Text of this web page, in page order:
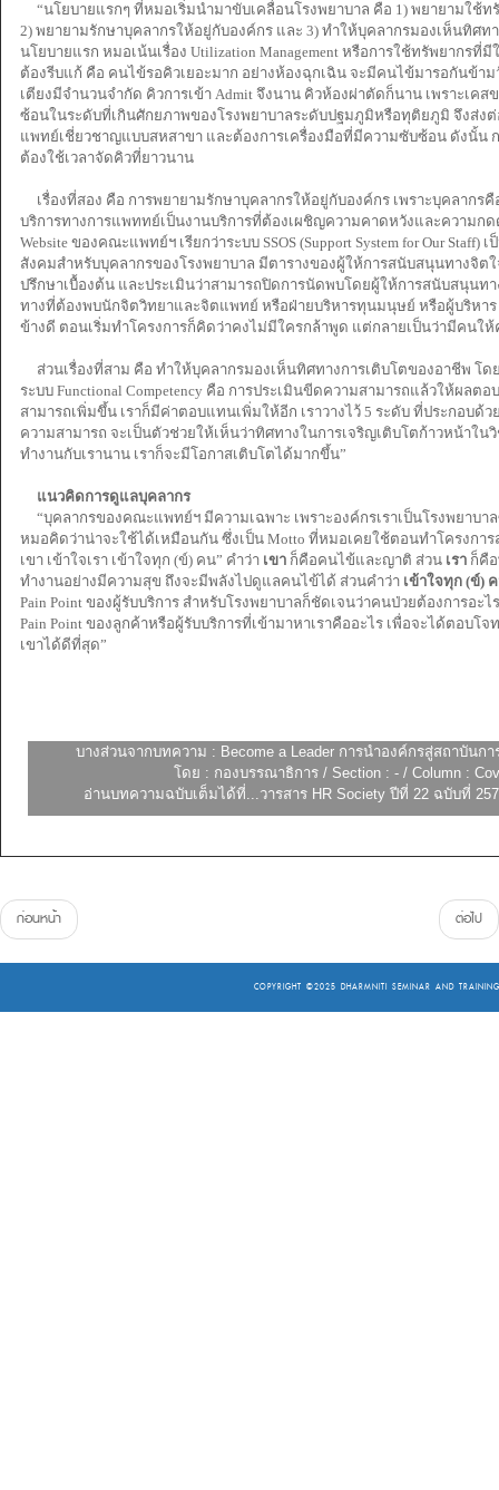
“นโยบายแรกๆ ที่หมอเริ่มนำมาขับเคลื่อนโรงพยาบาล คือ 1) พยายามใช้ท
2) พยายามรักษาบุคลากรให้อยู่กับองค์กร และ 3) ทำให้บุคลากรมองเห็นทิศท
นโยบายแรก หมอเน้นเรื่อง Utilization Management หรือการใช้ทรัพยากรที่
ต้องรีบแก้ คือ คนไข้รอคิวเยอะมาก อย่างห้องฉุกเฉิน จะมีคนไข้มารอกันข้าม
เตียงมีจำนวนจำกัด คิวการเข้า Admit จึงนาน คิวห้องผ่าตัดก็นาน เพราะเคส
ซ้อนในระดับที่เกินศักยภาพของโรงพยาบาลระดับปฐมภูมิหรือทุติยภูมิ จึงส่ง
แพทย์เชี่ยวชาญแบบสหสาขา และต้องการเครื่องมือที่มีความซับซ้อน ดังนั้น
ต้องใช้เวลาจัดคิวที่ยาวนาน
เรื่องที่สอง คือ การพยายามรักษาบุคลากรให้อยู่กับองค์กร เพราะบุคลากร
บริการทางการแพททย์เป็นงานบริการที่ต้องเผชิญความคาดหวังและความกด
Website ของคณะแพทย์ฯ เรียกว่าระบบ SSOS (Support System for Our Staff)
สังคมสำหรับบุคลากรของโรงพยาบาล มีตารางของผู้ให้การสนับสนุนทางจิต
ปรึกษาเบื้องต้น และประเมินว่าสามารถปิดการนัดพบโดยผู้ให้การสนับสนุนท
ทางที่ต้องพบนักจิตวิทยาและจิตแพทย์ หรือฝ่ายบริหารทุนมนุษย์ หรือผู้บริหา
ข้างดี ตอนเริ่มทำโครงการก็คิดว่าคงไม่มีใครกล้าพูด แต่กลายเป็นว่ามีคนใ
ส่วนเรื่องที่สาม คือ ทำให้บุคลากรมองเห็นทิศทางการเติบโตของอาชีพ โดย
ระบบ Functional Competency คือ การประเมินขีดความสามารถแล้วให้ผ
สามารถเพิ่มขึ้น เราก็มีค่าตอบแทนเพิ่มให้อีก เราวางไว้ 5 ระดับ ที่ประกอบด้
ความสามารถ จะเป็นตัวช่วยให้เห็นว่าทิศทางในการเจริญเติบโตก้าวหน้าใน
ทำงานกับเรานาน เราก็จะมีโอกาสเติบโตได้มากขึ้น”
แนวคิดการดูแลบุคลากร
“บุคลากรของคณะแพทย์ฯ มีความเฉพาะ เพราะองค์กรเราเป็นโรงพยาบา
หมอคิดว่าน่าจะใช้ได้เหมือนกัน ซึ่งเป็น Motto ที่หมอเคยใช้ตอนทำโครงการ
เขา เข้าใจเรา เข้าใจทุก (ข์) คน” คำว่าเขาก็คือคนไข้และญาติ ส่วนเราก็คือ
ทำงานอย่างมีความสุข ถึงจะมีพลังไปดูแลคนไข้ได้ ส่วนคำว่า เข้าใจทุก (ข์)
Pain Point ของผู้รับบริการ สำหรับโรงพยาบาลก็ชัดเจนว่าคนป่วยต้องการอะ
Pain Point ของลูกค้าหรือผู้รับบริการที่เข้ามาหาเราคืออะไร เพื่อจะได้ตอบโ
เขาได้ดีที่สุด”
บางส่วนจากบทความ : Become a Leader การนำองค์กรสู่สถาบันก
โดย : กองบรรณาธิการ / Section : - / Column :
อ่านบทความฉบับเต็มได้ที่...วารสาร HR Society ปีที่ 22 ฉบับที่
ก่อนหน้า ต่อไป
COPYRIGHT ©2025 DHARMNITI SEMINAR AND